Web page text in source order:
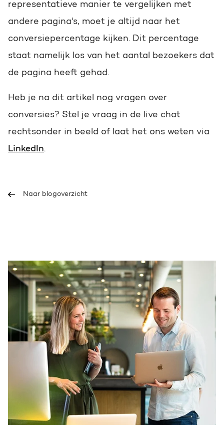
representatieve manier te vergelijken met
andere pagina's, moet je altijd naar het
conversiepercentage kijken. Dit percentage
staat namelijk los van het aantal bezoekers dat
de pagina heeft gehad.
Heb je na dit artikel nog vragen over
conversies? Stel je vraag in de live chat
rechtsonder in beeld of laat het ons weten via
LinkedIn.
Naar blogoverzicht